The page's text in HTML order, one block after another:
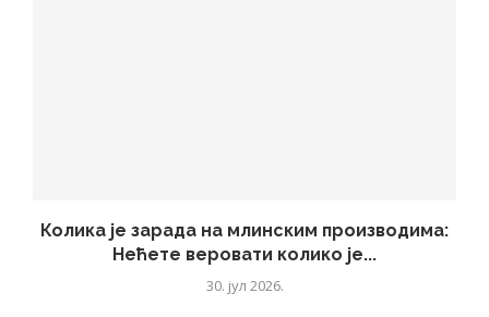
Колика је зарада на млинским производима:
Нећете веровати колико је...
30. јул 2026.